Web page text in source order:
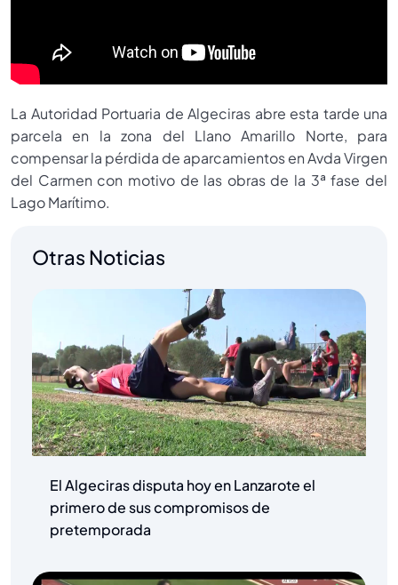
La Autoridad Portuaria de Algeciras abre esta tarde una
parcela en la zona del Llano Amarillo Norte, para
compensar la pérdida de aparcamientos en Avda Virgen
del Carmen con motivo de las obras de la 3ª fase del
Lago Marítimo.
Otras Noticias
El Algeciras disputa hoy en Lanzarote el
primero de sus compromisos de
pretemporada